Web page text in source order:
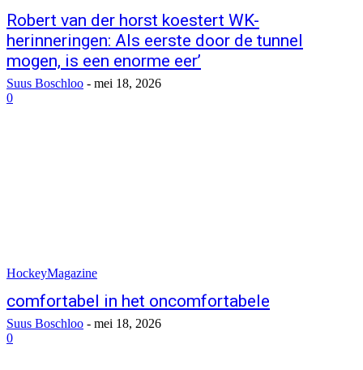
Robert van der horst koestert WK-
herinneringen: Als eerste door de tunnel
mogen, is een enorme eer’
Suus Boschloo - mei 18, 2026
0
HockeyMagazine
comfortabel in het oncomfortabele
Suus Boschloo - mei 18, 2026
0